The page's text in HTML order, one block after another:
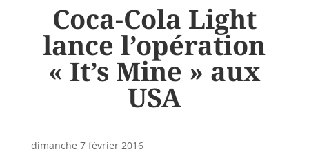
Coca-Cola Light
lance l’opération
« It’s Mine » aux
USA
dimanche 7 février 2016